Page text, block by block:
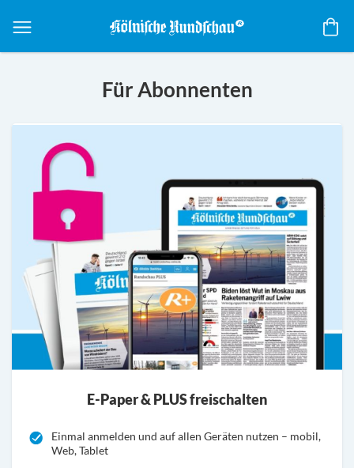
Für Abonnenten
E-Paper & PLUS freischalten
Einmal anmelden und auf allen Geräten nutzen – mobil,
Web, Tablet